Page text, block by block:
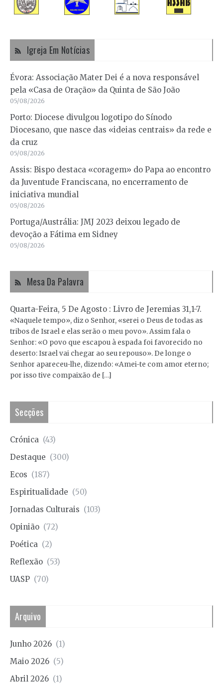
Igreja Em Notícias
Évora: Associação Mater Dei é a nova responsável
pela «Casa de Oração» da Quinta de São João
05/08/2026
Porto: Diocese divulgou logotipo do Sínodo
Diocesano, que nasce das «ideias centrais» da rede e
da cruz
05/08/2026
Assis: Bispo destaca «coragem» do Papa ao encontro
da Juventude Franciscana, no encerramento de
iniciativa mundial
05/08/2026
Portuga/Austrália: JMJ 2023 deixou legado de
devoção a Fátima em Sidney
05/08/2026
Mesa Da Palavra
Quarta-Feira, 5 De Agosto : Livro de Jeremias 31,1-7.
«Naquele tempo», diz o Senhor, «serei o Deus de todas as
tribos de Israel e elas serão o meu povo». Assim fala o
Senhor: «O povo que escapou à espada foi favorecido no
deserto: Israel vai chegar ao seu repouso». De longe o
Senhor apareceu-lhe, dizendo: «Amei-te com amor eterno;
por isso tive compaixão de […]
Secções
Crónica (43)
Destaque (300)
Ecos (187)
Espiritualidade (50)
Jornadas Culturais (103)
Opinião (72)
Poética (2)
Reflexão (53)
UASP (70)
Arquivo
Junho 2026 (1)
Maio 2026 (5)
Abril 2026 (1)